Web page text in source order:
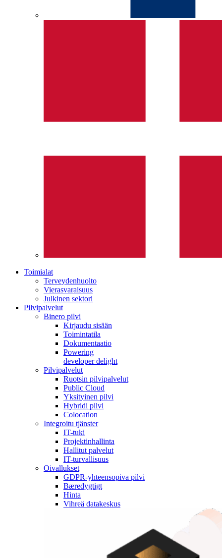
Toimialat
Terveydenhuolto
Vierasvaraisuus
Julkinen sektori
Pilvipalvelut
Binero pilvi
Kirjaudu sisään
Toimintatila
Dokumentaatio
Powering
developer delight
Pilvipalvelut
Ruotsin pilvipalvelut
Public Cloud
Yksityinen pilvi
Hybridi pilvi
Colocation
Integroitu tjänster
IT-tuki
Projektinhallinta
Hallitut palvelut
IT-turvallisuus
Oivallukset
GDPR-yhteensopiva pilvi
Bæredygtigt
Hinta
Vihreä datakeskus